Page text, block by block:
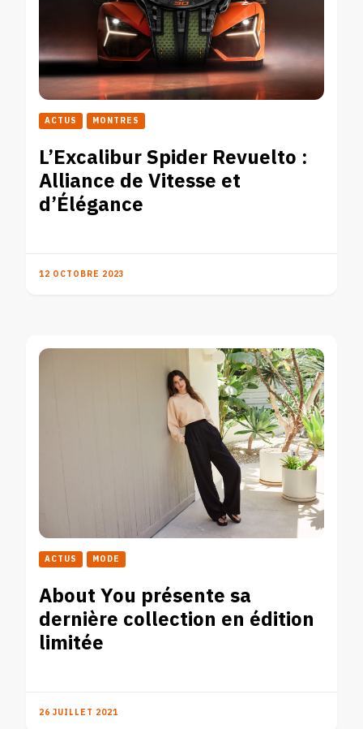
ACTUS MONTRES
L’Excalibur Spider Revuelto :
Alliance de Vitesse et
d’Élégance
12 OCTOBRE 2023
ACTUS MODE
About You présente sa
dernière collection en édition
limitée
26 JUILLET 2021